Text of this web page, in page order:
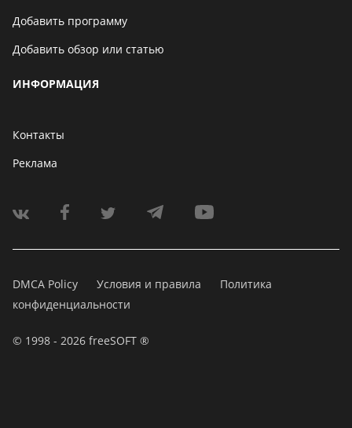
Добавить программу
Добавить обзор или статью
ИНФОРМАЦИЯ
Контакты
Реклама
DMCA Policy Условия и правила
Политика
конфиденциальности
© 1998 - 2026 freeSOFT ®